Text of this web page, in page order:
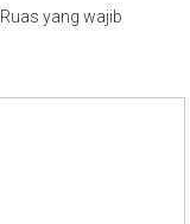
Ruas yang wajib